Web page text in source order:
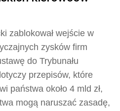
zablokował wejście w
zysków firm
do Trybunału
przepisów, które
państwa około 4 mld zł,
mogą naruszać zasadę,